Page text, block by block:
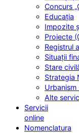
Concurs
Educația
Impozite
Proiecte
Registrul
Situații
Stare
Strategia
Urbanism
Alte
Servicii
online
Nomenclatura